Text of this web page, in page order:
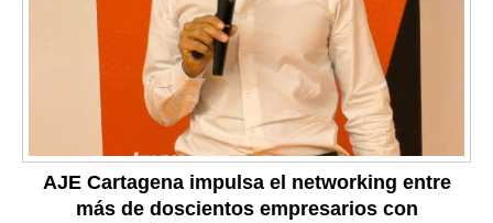
AJE Cartagena impulsa el networking entre
más de doscientos empresarios con